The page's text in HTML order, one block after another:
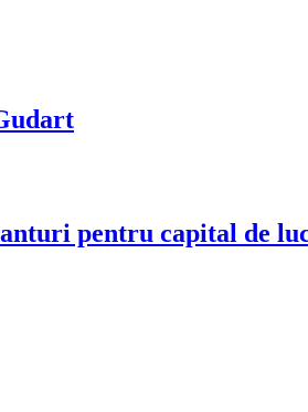
pentru capital de